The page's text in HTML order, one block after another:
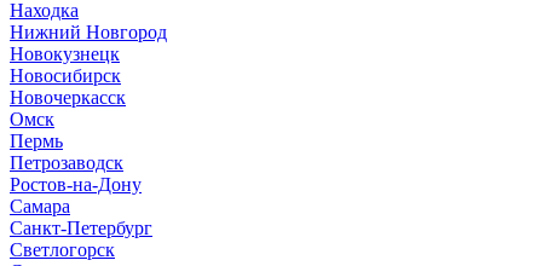
Находка
Нижний Новгород
Новокузнецк
Новосибирск
Новочеркасск
Омск
Пермь
Петрозаводск
Ростов-на-Дону
Самара
Санкт-Петербург
Светлогорск